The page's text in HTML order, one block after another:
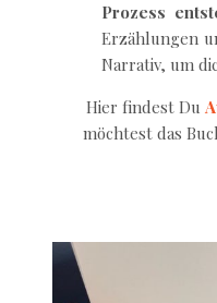
Prozess
Erzählungen
Narrativ, um
Hier findest Du
möchtest das